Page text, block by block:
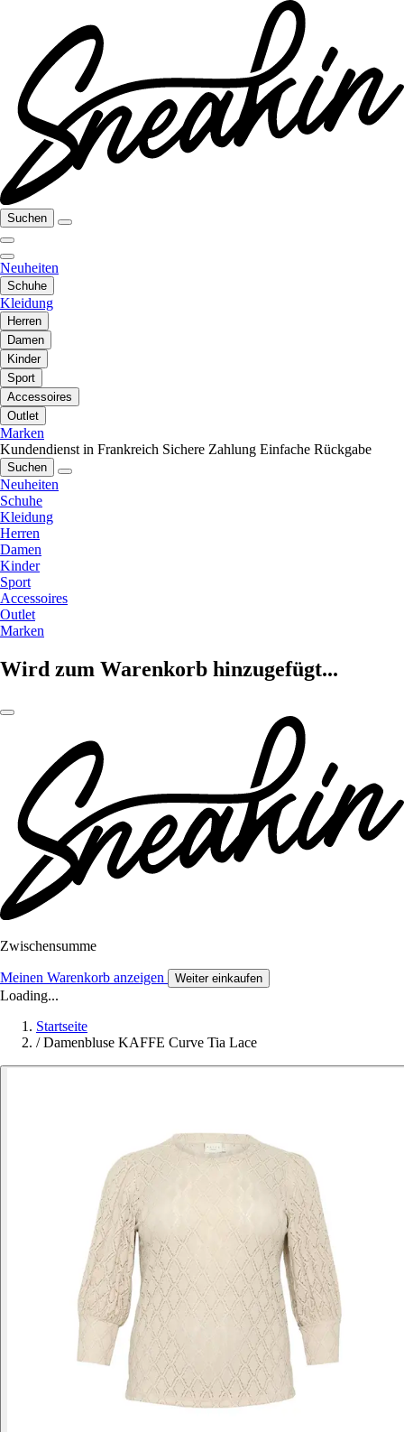
Suchen
Neuheiten
Schuhe
Kleidung
Herren
Damen
Kinder
Sport
Accessoires
Outlet
Marken
Kundendienst in Frankreich Sichere Zahlung Einfache Rückgabe
Suchen
Neuheiten
Schuhe
Kleidung
Herren
Damen
Kinder
Sport
Accessoires
Outlet
Marken
Wird zum Warenkorb hinzugefügt...
Zwischensumme
Meinen Warenkorb anzeigen Weiter einkaufen
Loading...
Startseite
/ Damenbluse KAFFE Curve Tia Lace